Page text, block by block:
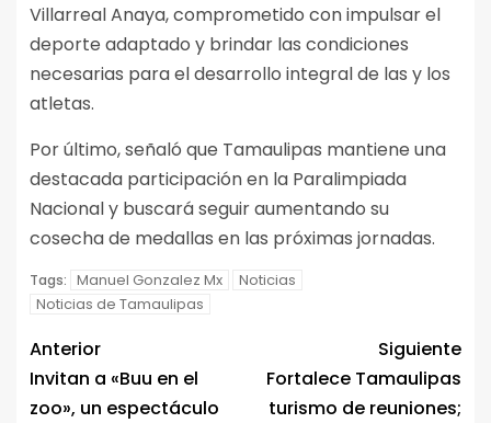
Villarreal Anaya, comprometido con impulsar el
deporte adaptado y brindar las condiciones
necesarias para el desarrollo integral de las y los
atletas.
Por último, señaló que Tamaulipas mantiene una
destacada participación en la Paralimpiada
Nacional y buscará seguir aumentando su
cosecha de medallas en las próximas jornadas.
Tags: Manuel Gonzalez Mx
Noticias
Noticias de Tamaulipas
Anterior
Invitan a «Buu en el
zoo», un espectáculo
Siguiente
Fortalece Tamaulipas
turismo de reuniones;